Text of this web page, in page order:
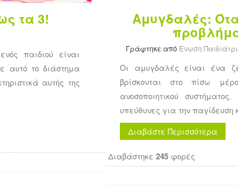
τα 3!
παιδιού είναι
αυτό το διάστημα
αυτής της
Αμυγδαλές:
Γράφτηκε από Ένωση
Οι αμυγδαλές είναι ένα
βρίσκονται στο πίσω
ανοσοποιητικού
υπεύθυνες για την παγίδευση
Διαβάστε Περισσότερα
Διαβάστηκε 245 φορές